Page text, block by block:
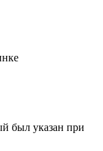
был указан при